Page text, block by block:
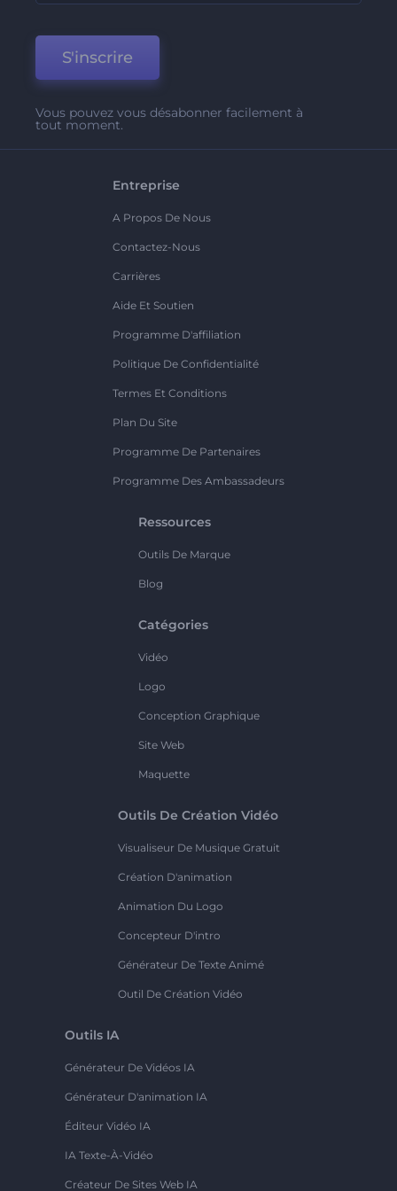
S'inscrire
Vous pouvez vous désabonner facilement à
tout moment.
Entreprise
A Propos De Nous
Contactez-Nous
Carrières
Aide Et Soutien
Programme D'affiliation
Politique De Confidentialité
Termes Et Conditions
Plan Du Site
Programme De Partenaires
Programme Des Ambassadeurs
Ressources
Outils De Marque
Blog
Catégories
Vidéo
Logo
Conception Graphique
Site Web
Maquette
Outils De Création Vidéo
Visualiseur De Musique Gratuit
Création D'animation
Animation Du Logo
Concepteur D'intro
Générateur De Texte Animé
Outil De Création Vidéo
Outils IA
Générateur De Vidéos IA
Générateur D'animation IA
Éditeur Vidéo IA
IA Texte-À-Vidéo
Créateur De Sites Web IA